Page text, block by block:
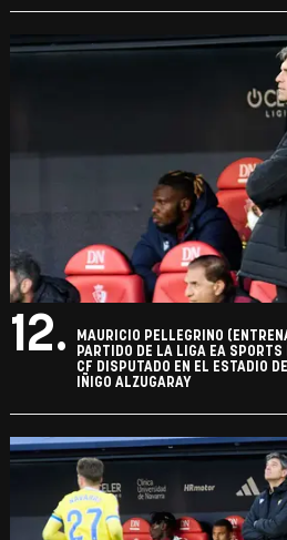
12.
MAURICIO PELLEGRINO
PARTIDO DE LA LIGA EA
CF DISPUTADO EN EL ESTADIO
IÑIGO ALZUGARAY